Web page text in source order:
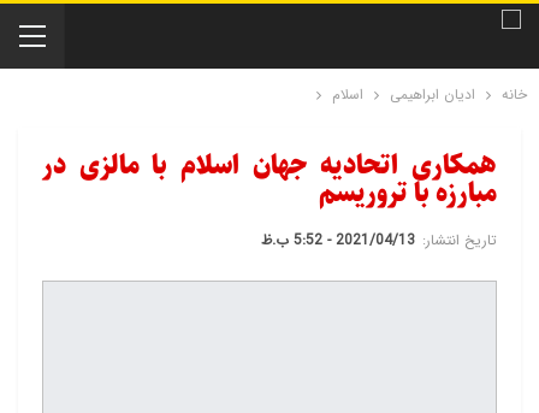
خانه ادیان ابراهیمی اسلام
همکاری اتحادیه جهان اسلام با مالزی در
مبارزه با تروریسم
تاریخ انتشار: 2021/04/13 - 5:52 ب.ظ